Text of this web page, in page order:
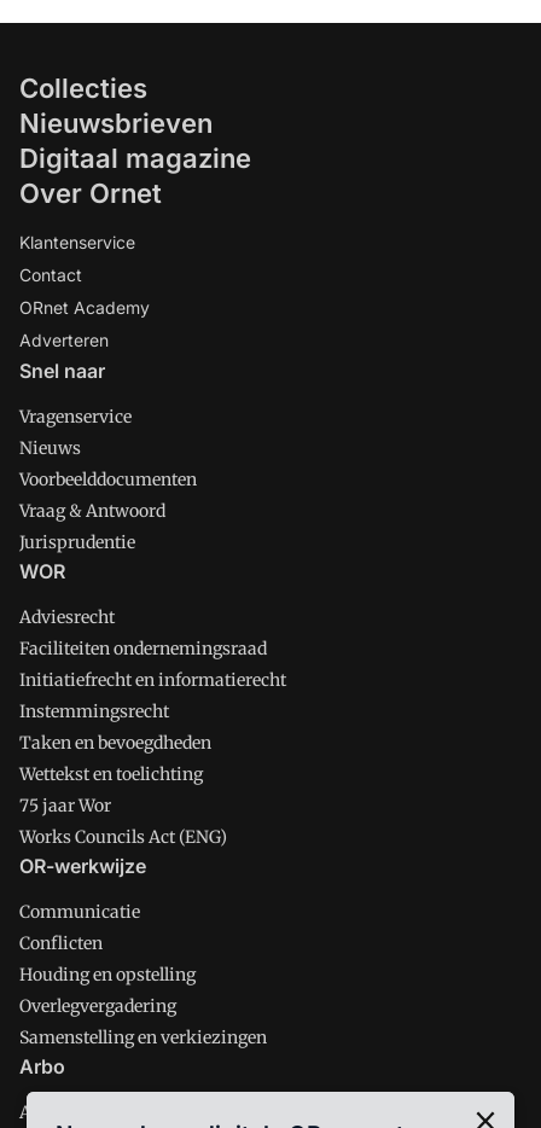
Collecties
Nieuwsbrieven
Digitaal magazine
Over Ornet
Klantenservice
Contact
ORnet Academy
Adverteren
Snel naar
Vragenservice
Nieuws
Voorbeelddocumenten
Vraag & Antwoord
Jurisprudentie
WOR
Adviesrecht
Faciliteiten ondernemingsraad
Initiatiefrecht en informatierecht
Instemmingsrecht
Taken en bevoegdheden
Wettekst en toelichting
75 jaar Wor
Works Councils Act (ENG)
OR-werkwijze
Communicatie
Conflicten
Houding en opstelling
Overlegvergadering
Samenstelling en verkiezingen
Arbo
Arbobeleid